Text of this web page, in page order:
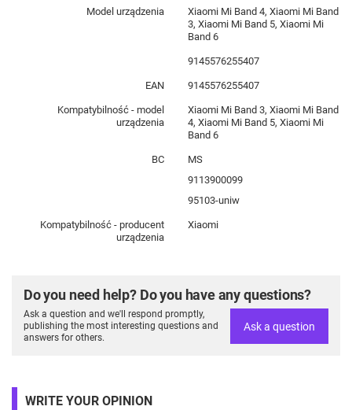
Model urządzenia
Xiaomi Mi Band 4, Xiaomi Mi Band
3, Xiaomi Mi Band 5, Xiaomi Mi
Band 6
9145576255407
EAN 9145576255407
Kompatybilność - model
urządzenia
Xiaomi Mi Band 3, Xiaomi Mi Band
4, Xiaomi Mi Band 5, Xiaomi Mi
Band 6
BC
MS
9113900099
95103-uniw
Kompatybilność - producent
urządzenia
Xiaomi
Do you need help? Do you have any questions?
Ask a question and we'll respond promptly,
publishing the most interesting questions and
answers for others.
Ask a question
WRITE YOUR OPINION